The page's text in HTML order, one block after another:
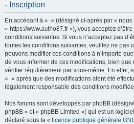
- Inscription
En accédant à « » (désigné ci-après par «
« https://www.autho87.fr »), vous acceptez
conditions suivantes. Si vous n’acceptez pas
toutes les conditions suivantes, veuillez ne pas
pouvons modifier ces conditions à n’importe
de vous informer de ces modifications, bien
vérifier régulièrement par vous-même. En effet,
« » après que des modifications aient été
légalement responsable des conditions
Nos forums sont développés par phpBB
phpBB » et « phpBB Limited ») qui est un
déclaré sous la « licence publique générale